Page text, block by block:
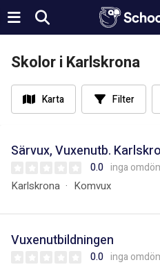
Skolor i Karlskrona
Karta Filter
Särvux, Vuxenutb.
0.0 inga
Karlskrona Komvux
Vuxenutbildningen
0.0 inga